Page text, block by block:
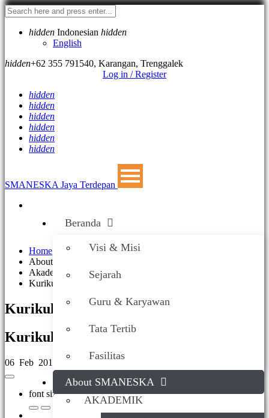
hidden Indonesian hidden
English
hidden+62 355 791540, Karangan, Trenggalek
Log in / Register
hidden
hidden
hidden
hidden
hidden
hidden
SMANESKA Jaya Terdepan
Beranda
Visi & Misi
Sejarah
Guru & Karyawan
Tata Tertib
Fasilitas
About SMANESKA
AKADEMIK
Home
About SMANESKA
Akademik
Kurikulum
Kurikulum
Kurikulum
06 Feb 2018
font size